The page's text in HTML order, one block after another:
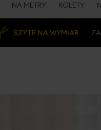
NA METRY ROLETY
SZYTE NA WYMIAR